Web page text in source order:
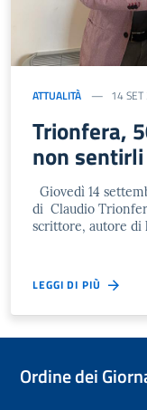
ATTUALITÀ 14
Trionfera,
non sentirli
Giovedì 14
di Claudio
scrittore, autore di
LEGGI DI PIÙ
Ordine dei